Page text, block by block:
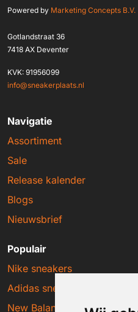
Powered by Marketing Concepts B.V.
Gotlandstraat 36
7418 AX Deventer
KVK: 91956099
info@sneakerplaats.nl
Navigatie
Assortiment
Sale
Release kalender
Blogs
Nieuwsbrief
Populair
Nike sneakers
Adidas sneakers
New Balance sneakers